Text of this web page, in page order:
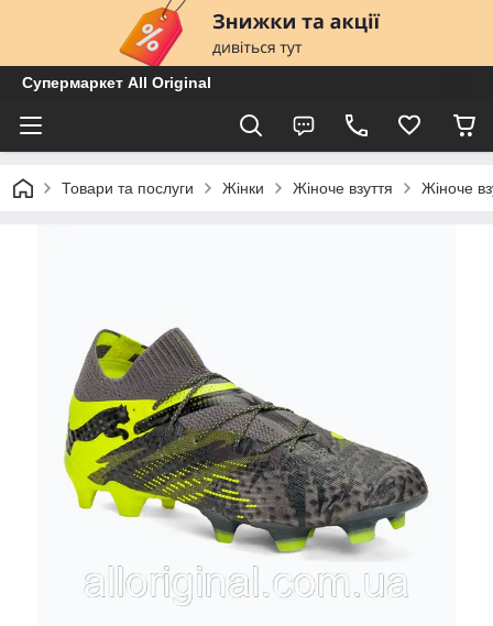
Супермаркет All Original
Товари та послуги Жінки Жіноче взуття Жіноче